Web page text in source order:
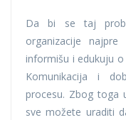
Da bi se taj
organizacije
informišu i edukuju
Komunikacija i
procesu. Zbog
sve možete uraditi